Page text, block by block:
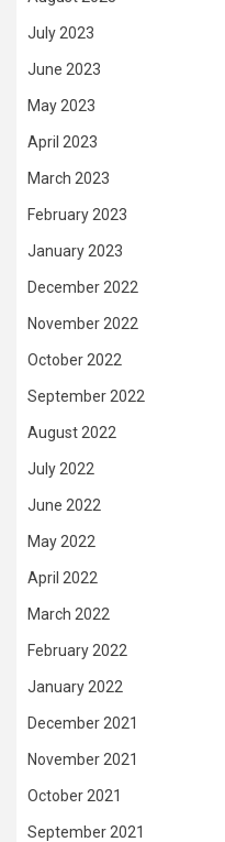
July 2023
June 2023
May 2023
April 2023
March 2023
February 2023
January 2023
December 2022
November 2022
October 2022
September 2022
August 2022
July 2022
June 2022
May 2022
April 2022
March 2022
February 2022
January 2022
December 2021
November 2021
October 2021
September 2021